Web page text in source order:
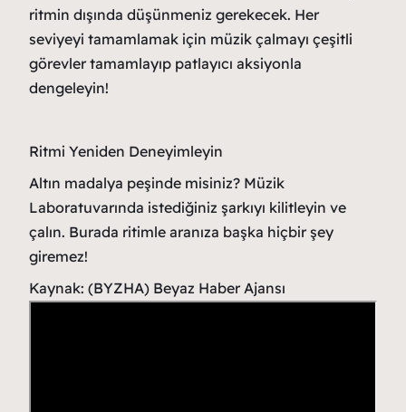
ritmin dışında düşünmeniz gerekecek. Her
seviyeyi tamamlamak için müzik çalmayı çeşitli
görevler tamamlayıp patlayıcı aksiyonla
dengeleyin!
Ritmi Yeniden Deneyimleyin
Altın madalya peşinde misiniz? Müzik
Laboratuvarında istediğiniz şarkıyı kilitleyin ve
çalın. Burada ritimle aranıza başka hiçbir şey
giremez!
Kaynak: (BYZHA) Beyaz Haber Ajansı